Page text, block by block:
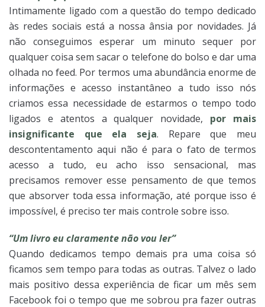
Intimamente ligado com a questão do tempo dedicado
às redes sociais está a nossa ânsia por novidades. Já
não conseguimos esperar um minuto sequer por
qualquer coisa sem sacar o telefone do bolso e dar uma
olhada no feed. Por termos uma abundância enorme de
informações e acesso instantâneo a tudo isso nós
criamos essa necessidade de estarmos o tempo todo
ligados e atentos a qualquer novidade, por mais
insignificante que ela seja. Repare que meu
descontentamento aqui não é para o fato de termos
acesso a tudo, eu acho isso sensacional, mas
precisamos remover esse pensamento de que temos
que absorver toda essa informação, até porque isso é
impossível, é preciso ter mais controle sobre isso.
“Um livro eu claramente não vou ler”
Quando dedicamos tempo demais pra uma coisa só
ficamos sem tempo para todas as outras. Talvez o lado
mais positivo dessa experiência de ficar um mês sem
Facebook foi o tempo que me sobrou pra fazer outras